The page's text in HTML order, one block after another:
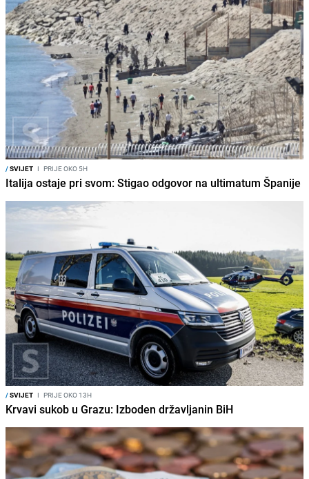
/SVIJET I PRIJE OKO 5H
Italija ostaje pri svom: Stigao odgovor na ultimatum Španije
/SVIJET I PRIJE OKO 13H
Krvavi sukob u Grazu: Izboden državljanin BiH